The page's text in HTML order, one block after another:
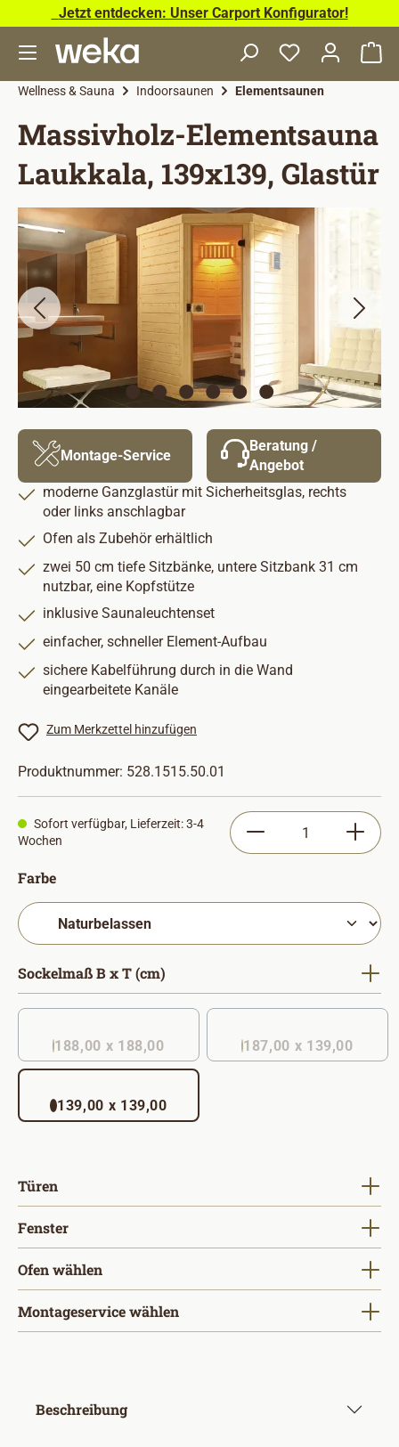
Zum Hauptinhalt springen
Jetzt entdecken: Unser Carport Konfigurator!
Wellness & Sauna Indoorsaunen Elementsaunen
Massivholz-Elementsauna
Laukkala, 139x139, Glastür
Bildergalerie überspringen
Montage-Service
Beratung /
Angebot
moderne Ganzglastür mit Sicherheitsglas, rechts
oder links anschlagbar
Ofen als Zubehör erhältlich
zwei 50 cm tiefe Sitzbänke, untere Sitzbank 31 cm
nutzbar, eine Kopfstütze
inklusive Saunaleuchtenset
einfacher, schneller Element-Aufbau
sichere Kabelführung durch in die Wand
eingearbeitete Kanäle
Zum Merkzettel hinzufügen
Produktnummer: 528.1515.50.01
Sofort verfügbar, Lieferzeit: 3-4
Wochen
Produkt Anzahl:
Farbeauswählen
Sockelmaß B x T (cm)
188,00 x 188,00
(Diese Option ist zurzeit nicht verfügbar. )
187,00 x 139,00
139,00 x 139,00
Türen
Fensterauswählen
Ofen wählen
Montageservice wählen
Beschreibung